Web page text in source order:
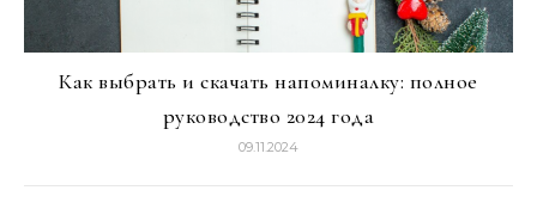
Как выбрать и скачать напоминалку: полное
руководство 2024 года
09.11.2024